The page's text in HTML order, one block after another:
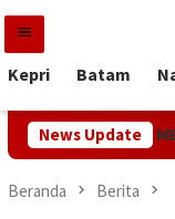
Loncat
konten
Kepri Batam
News Update
RI, MEG
Beranda Berita